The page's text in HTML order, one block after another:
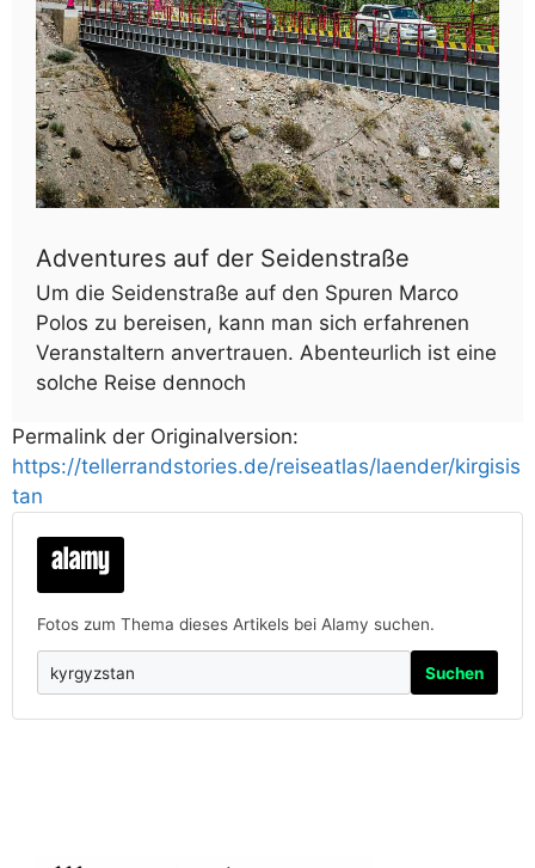
Adventures auf der Seidenstraße
Um die Seidenstraße auf den Spuren Marco
Polos zu bereisen, kann man sich erfahrenen
Veranstaltern anvertrauen. Abenteurlich ist eine
solche Reise dennoch
Permalink der Originalversion:
https://tellerrandstories.de/reiseatlas/laender/kirgisis
tan
Fotos zum Thema dieses Artikels bei Alamy suchen.
Suchen